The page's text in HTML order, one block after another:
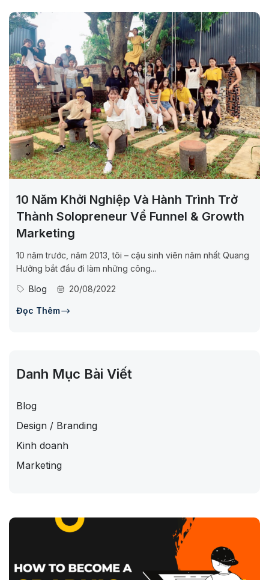
10 Năm Khởi Nghiệp Và Hành Trình Trở
Thành Solopreneur Về Funnel & Growth
Marketing
10 năm trước, năm 2013, tôi – cậu sinh viên năm nhất Quang
Hưởng bắt đầu đi làm những công...
Blog
20/08/2022
Đọc Thêm
Danh Mục Bài Viết
Blog
Design / Branding
Kinh doanh
Marketing